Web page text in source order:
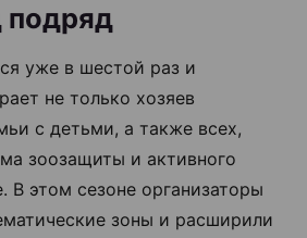
подряд
уже в шестой раз и
не только хозяев
с детьми, а также всех,
зоозащиты и активного
В этом сезоне организаторы
зоны и расширили